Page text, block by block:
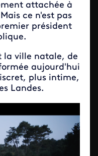
attachée à
ce n'est pas
président
la ville natale, de
aujourd'hui
plus intime,
Landes.